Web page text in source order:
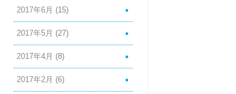
2017年6月 (15)
2017年5月 (27)
2017年4月 (8)
2017年2月 (6)